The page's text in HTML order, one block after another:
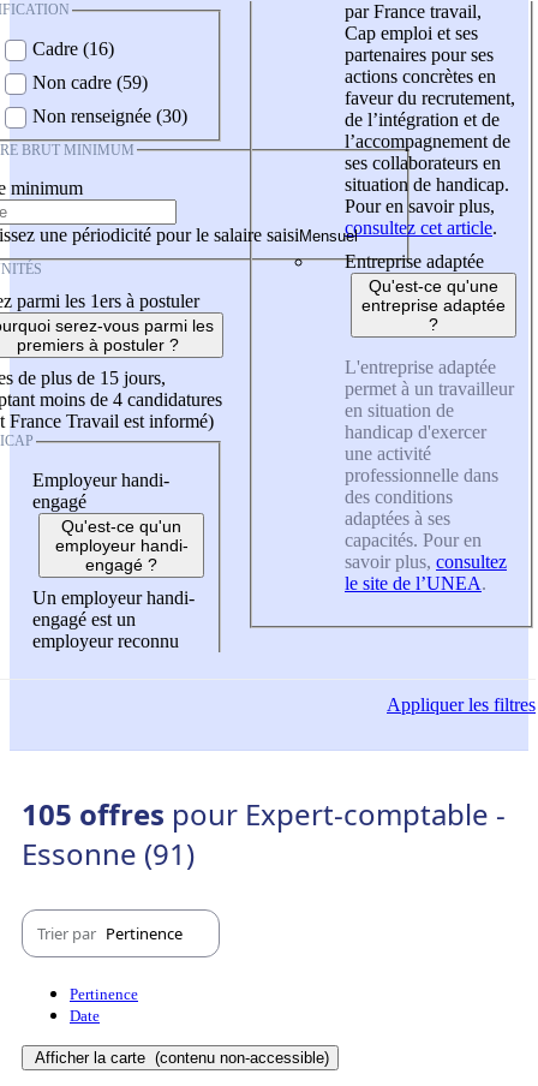
Cadre (16)
Non cadre (59)
Non renseignée (30)
BRUT MINIMUM
minimum
une périodicité pour le salaire saisi
parmi les 1ers à postuler
serez-vous parmi les
premiers à postuler ?
de plus de 15 jours,
moins de 4 candidatures
France Travail est informé)
Employeur handi-
engagé
Qu'est-ce qu'un
employeur handi-
engagé ?
Un employeur handi-
engagé est un
employeur reconnu
par France travail,
Cap emploi et ses
partenaires pour ses
actions concrètes en
faveur du recrutement,
de l’intégration et de
l’accompagnement de
ses collaborateurs en
situation de handicap.
Pour en savoir plus,
consultez cet article.
Entreprise adaptée
Qu'est-ce qu'une
entreprise adaptée
?
L'entreprise adaptée
permet à un travailleur
en situation de
handicap d'exercer
une activité
professionnelle dans
des conditions
adaptées à ses
capacités. Pour en
savoir plus, consultez
le site de l’UNEA.
Appliquerles filtres
105 offres pour Expert-comptable -
Essonne (91)
Trier par Pertinence
Pertinence
Date
Afficher la carte (contenu non-accessible)